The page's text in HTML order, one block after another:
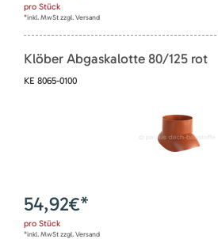
pro Stück
*inkl. MwSt zzgl. Versand
Klöber Abgaskalotte 80/125 rot
KE 8065-0100
54,92€*
pro Stück
*inkl. MwSt zzgl. Versand